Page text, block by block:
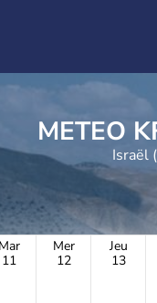
Israël
Mar
11
Mer
12
Jeu
13